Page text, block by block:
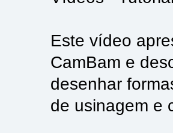
Este vídeo
CamBam e
desenhar
de usinagem e